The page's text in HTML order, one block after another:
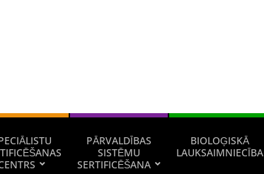
PĀRVALDĪBAS
SISTĒMU
SERTIFICĒŠANA
BIOLOĢISKĀ
LAUKSAIMNIECĪBA